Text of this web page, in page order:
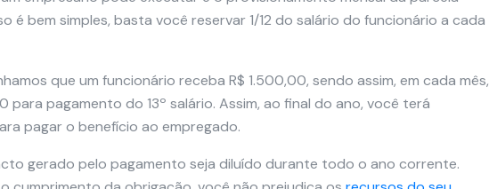
é bem simples, basta você reservar 1/12 do salário do funcionário a cada
que um funcionário receba R$ 1.500,00, sendo assim, em cada mês,
para pagamento do 13º salário. Assim, ao final do ano, você terá
pagar o benefício ao empregado.
gerado pelo pagamento seja diluído durante todo o ano corrente.